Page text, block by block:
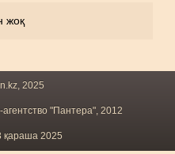
жоқ
2025
"Пантера", 2012
қараша 2025